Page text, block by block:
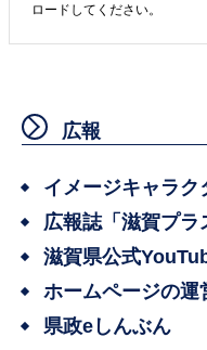
ロードしてください。
広報
イメージキャラ
広報誌「滋賀プラ
滋賀県公式
ホームページの運
県政eしんぶん